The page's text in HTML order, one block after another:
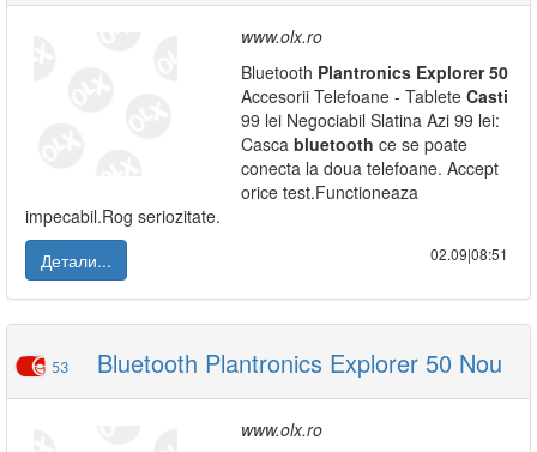
www.olx.ro
Bluetooth Plantronics Explorer 50
Accesorii Telefoane - Tablete Casti
99 lei Negociabil Slatina Azi 99 lei:
Casca bluetooth ce se poate
conecta la doua telefoane. Accept
orice test.Functioneaza
impecabil.Rog seriozitate.
Детали...
02.09|08:51
53 Bluetooth Plantronics Explorer 50 Nou
www.olx.ro